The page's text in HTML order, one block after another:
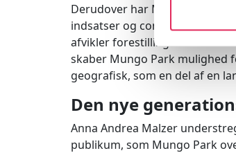
Derudover har Mungo Park
indsatser og community-
afvikler forestillinger hver
skaber Mungo Park
geografisk, som en del af en
Den nye
Anna Andrea Malzer
publikum, som Mungo Park